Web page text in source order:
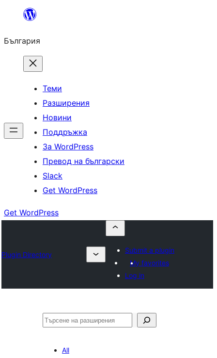
България
Теми
Разширения
Новини
Поддръжка
За WordPress
Превод на български
Slack
Get WordPress
Get WordPress
Plugin Directory
Submit a plugin
My favorites
Log in
Търсене
All